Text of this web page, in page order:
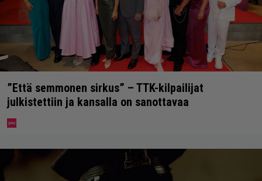
”Että semmonen sirkus” – TTK-kilpailijat
julkistettiin ja kansalla on sanottavaa